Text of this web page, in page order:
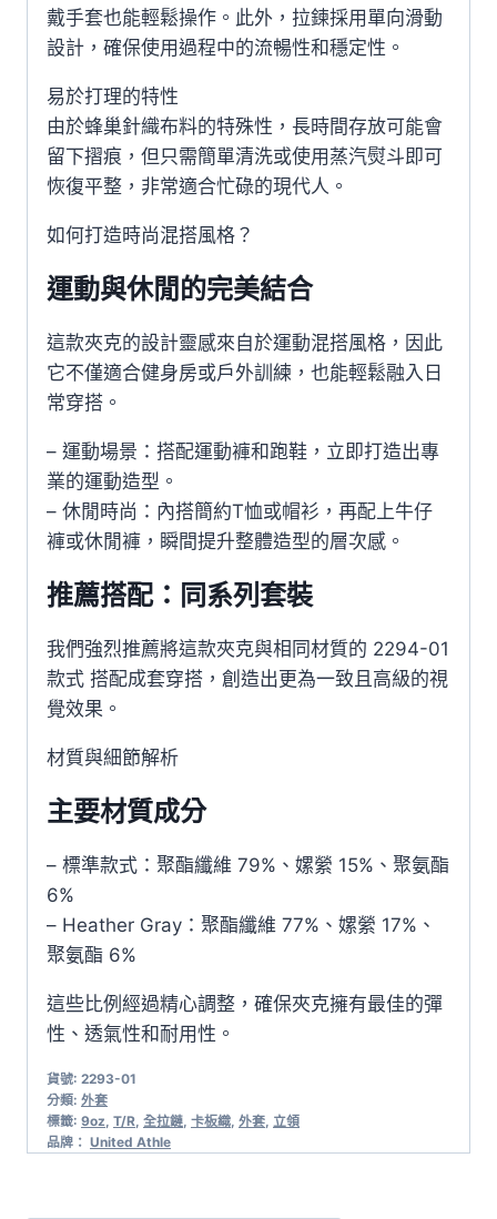
戴手套也能輕鬆操作。此外，拉鍊採用單向滑動
設計，確保使用過程中的流暢性和穩定性。
易於打理的特性
由於蜂巢針織布料的特殊性，長時間存放可能會
留下摺痕，但只需簡單清洗或使用蒸汽熨斗即可
恢復平整，非常適合忙碌的現代人。
如何打造時尚混搭風格？
運動與休閒的完美結合
這款夾克的設計靈感來自於運動混搭風格，因此
它不僅適合健身房或戶外訓練，也能輕鬆融入日
常穿搭。
– 運動場景：搭配運動褲和跑鞋，立即打造出專
業的運動造型。
– 休閒時尚：內搭簡約T恤或帽衫，再配上牛仔
褲或休閒褲，瞬間提升整體造型的層次感。
推薦搭配：同系列套裝
我們強烈推薦將這款夾克與相同材質的 2294-01
款式 搭配成套穿搭，創造出更為一致且高級的視
覺效果。
材質與細節解析
主要材質成分
– 標準款式：聚酯纖維 79%、嫘縈 15%、聚氨酯
6%
– Heather Gray：聚酯纖維 77%、嫘縈 17%、
聚氨酯 6%
這些比例經過精心調整，確保夾克擁有最佳的彈
性、透氣性和耐用性。
貨號: 2293-01
分類: 外套
標籤: 9oz, T/R, 全拉鏈, 卡板織, 外套, 立領
品牌： United Athle